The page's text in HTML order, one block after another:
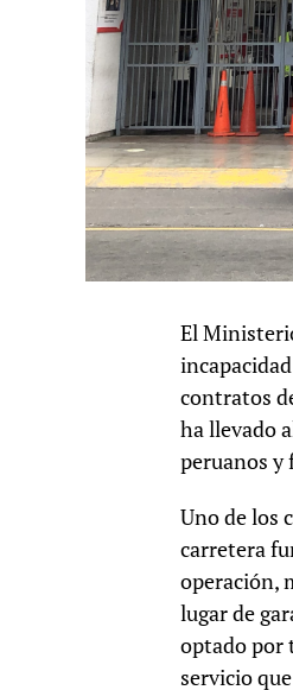
El
contratos
ha llevado
peruanos y
Uno de los
carretera
operación,
lugar de
optado por
servicio